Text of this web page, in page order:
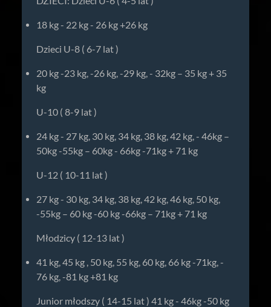
18 kg - 22 kg - 26 kg +26 kg
Dzieci U-8 ( 6-7 lat )
20 kg -23 kg, -26 kg, -29 kg, - 32kg – 35 kg + 35
kg
U-10 ( 8-9 lat )
24 kg - 27 kg, 30 kg, 34 kg, 38 kg, 42 kg, - 46kg –
50kg -55kg – 60kg - 66kg -71kg + 71 kg
U-12 ( 10-11 lat )
27 kg - 30 kg, 34 kg, 38 kg, 42 kg, 46 kg, 50 kg,
-55kg – 60 kg -60 kg -66kg – 71kg + 71 kg
Młodzicy ( 12-13 lat )
41 kg, 45 kg , 50 kg, 55 kg, 60 kg, 66 kg -71kg, -
76 kg, -81 kg +81 kg
Junior młodszy ( 14-15 lat ) 41 kg - 46kg -50 kg